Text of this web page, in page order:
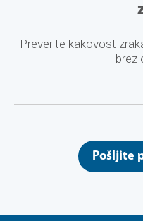
Preverite kakovost
brez
Pošljite